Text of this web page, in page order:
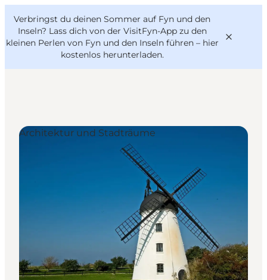
Verbringst du deinen Sommer auf Fyn und den
Inseln? Lass dich von der VisitFyn-App zu den
kleinen Perlen von Fyn und den Inseln führen – hier
kostenlos herunterladen.
Reise Ideen
VisitFyn
Deutsch
Architektur und Stadträume